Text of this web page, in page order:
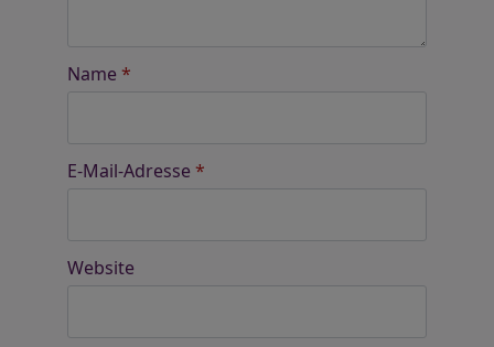
Name *
E-Mail-Adresse *
Website